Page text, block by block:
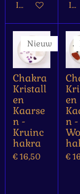
In winkelwagen
In
Nieuw
Chakra
Kristall
en
Kaarse
n -
Kruinc
hakra
€ 16,50
en
n -
€